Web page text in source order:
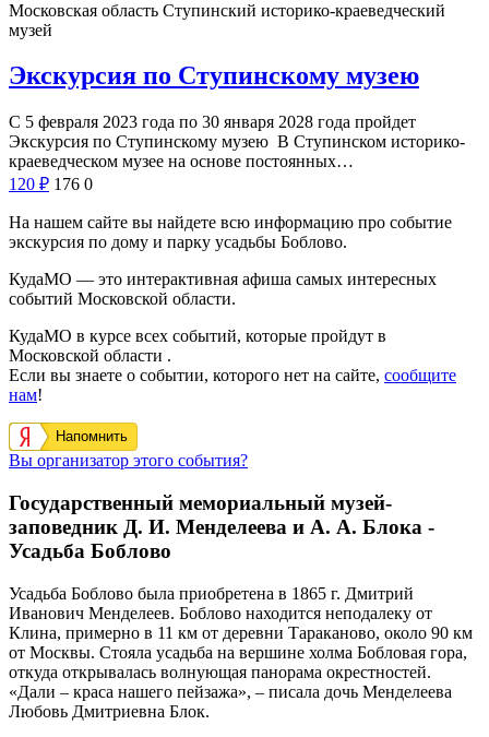
Московская область Ступинский историко-краеведческий
музей
Экскурсия по Ступинскому музею
С 5 февраля 2023 года по 30 января 2028 года пройдет
Экскурсия по Ступинскому музею В Ступинском историко-
краеведческом музее на основе постоянных…
120 ₽ 176 0
На нашем сайте вы найдете всю информацию про событие
экскурсия по дому и парку усадьбы Боблово.
КудаМО — это интерактивная афиша самых интересных
событий Московской области.
КудаМО в курсе всех событий, которые пройдут в
Московской области .
Если вы знаете о событии, которого нет на сайте, сообщите
нам!
Напомнить
Вы организатор этого события?
Государственный мемориальный музей-
заповедник Д. И. Менделеева и А. А. Блока -
Усадьба Боблово
Усадьба Боблово была приобретена в 1865 г. Дмитрий
Иванович Менделеев. Боблово находится неподалеку от
Клина, примерно в 11 км от деревни Тараканово, около 90 км
от Москвы. Стояла усадьба на вершине холма Бобловая гора,
откуда открывалась волнующая панорама окрестностей.
«Дали – краса нашего пейзажа», – писала дочь Менделеева
Любовь Дмитриевна Блок.